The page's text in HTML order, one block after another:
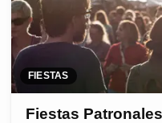
FIESTAS
Fiestas